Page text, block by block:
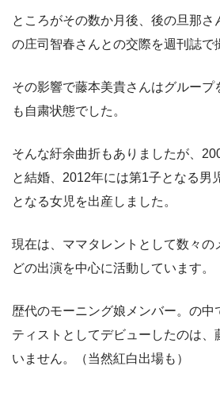
ところがその数か月後、後の旦那さ
の庄司智春さんとの交際を週刊誌で
その影響で藤本美貴さんはグループ
も自粛状態でした。
そんな紆余曲折もありましたが、
と結婚、2012年には第1子となる男
となる女児を出産しました。
現在は、ママタレントとして数々の
どの出演を中心に活動しています。
歴代のモーニング娘メンバー。の中
ティストとしてデビューしたのは、
いません。（当然紅白出場も）